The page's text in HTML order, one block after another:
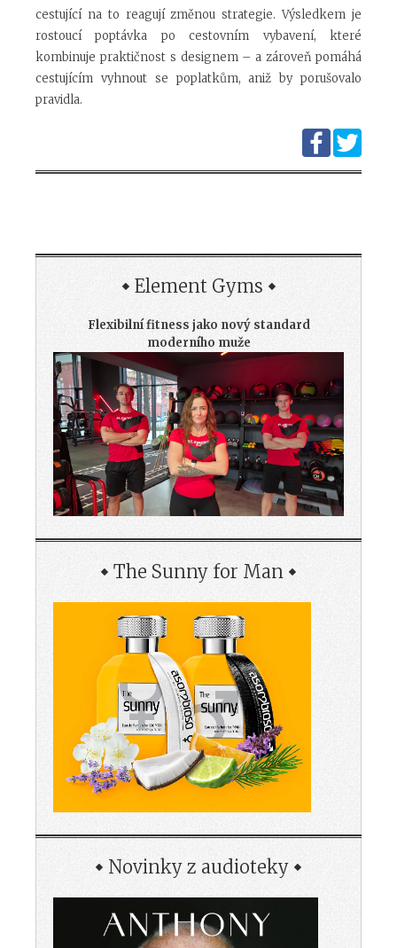
cestující na to reagují změnou strategie. Výsledkem je
rostoucí poptávka po cestovním vybavení, které
kombinuje praktičnost s designem – a zároveň pomáhá
cestujícím vyhnout se poplatkům, aniž by porušovalo
pravidla.
Element Gyms
Flexibilní fitness jako nový standard
moderního muže
The Sunny for Man
Novinky z audioteky